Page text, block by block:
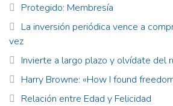
Protegido: Membresía
La inversión periódica vence a
vez
Invierte a largo plazo y olvídate del
Harry Browne: «How I found
Relación entre Edad y Felicidad